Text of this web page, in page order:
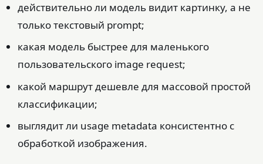
действительно ли модель видит картинку, а не
только текстовый prompt;
какая модель быстрее для маленького
пользовательского image request;
какой маршрут дешевле для массовой простой
классификации;
выглядит ли usage metadata консистентно с
обработкой изображения.